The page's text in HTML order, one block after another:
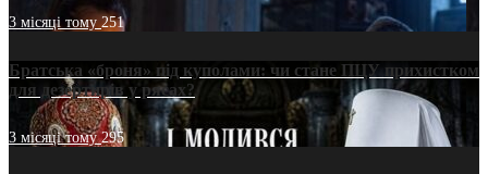
3 місяці тому251
Братська «броня» під куполами: чи стане ПЦУ прихистком
для дезертирів у рясах?
3 місяці тому295